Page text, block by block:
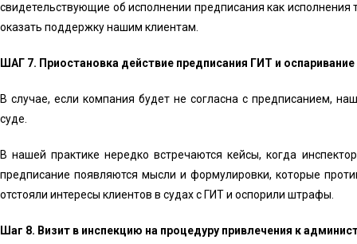
свидетельствующие об исполнении предписания как
оказать поддержку нашим клиентам.
ШАГ 7. Приостановка действие предписания ГИТ и
В случае, если компания будет не согласна с предписанием,
суде.
В нашей практике нередко встречаются кейсы, когда
предписание появляются мысли и формулировки, которые
отстояли интересы клиентов в судах с ГИТ и оспорили штрафы.
Шаг 8. Визит в инспекцию на процедуру привлечения к